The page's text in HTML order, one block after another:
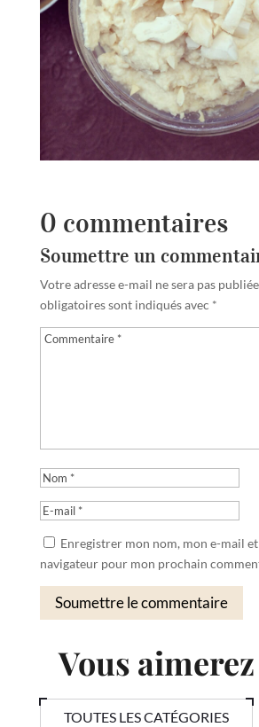
0 commentaires
Soumettre un
Votre adresse e-mail ne sera pas
obligatoires sont indiqués avec *
Enregistrer mon nom, mon e-mail
navigateur pour mon prochain
Soumettre le commentaire
Vous
TOUTES LES CATÉGORIES